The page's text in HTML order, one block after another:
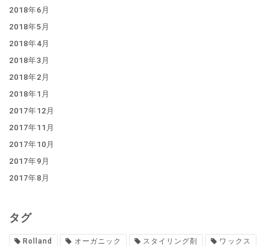
2018年6月
2018年5月
2018年4月
2018年3月
2018年2月
2018年1月
2017年12月
2017年11月
2017年10月
2017年9月
2017年8月
タグ
Rolland オーガニック スタイリング剤 ワックス